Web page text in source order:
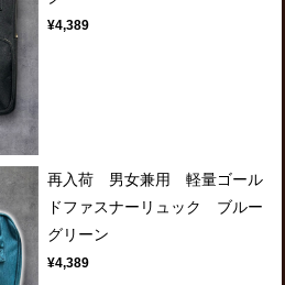
¥4,389
再入荷 男女兼用 軽量ゴール
ドファスナーリュック ブルー
グリーン
¥4,389